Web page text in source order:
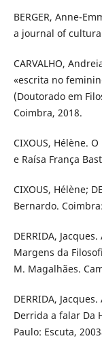
BERGER, Anne-
a journal of
CARVALHO,
«escrita no
(Doutorado em
Coimbra, 2018.
CIXOUS, Hélène.
e Raísa França
CIXOUS, Hélène;
Bernardo.
DERRIDA,
Margens da
M. Magalhães.
DERRIDA,
Derrida a falar Da
Paulo: Escuta,